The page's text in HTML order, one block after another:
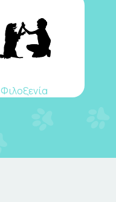
Φιλοξενία